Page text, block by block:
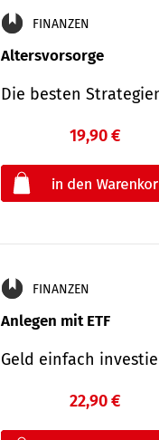
FINANZEN
Altersvorsorge
Die besten
19,90 €
FINANZEN
Anlegen mit ETF
Geld einfach
22,90 €